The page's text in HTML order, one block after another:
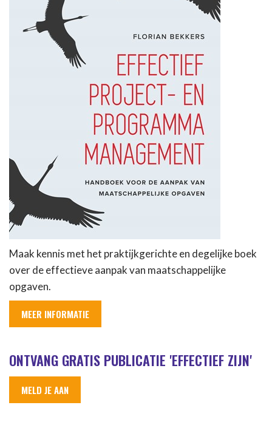
Maak kennis met het praktijkgerichte en degelijke boek
over de effectieve aanpak van maatschappelijke
opgaven.
MEER INFORMATIE
ONTVANG GRATIS PUBLICATIE 'EFFECTIEF ZIJN'
MELD JE AAN